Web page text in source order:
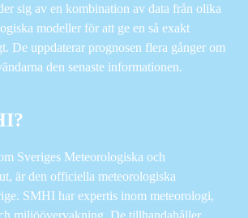
sig av en kombination av data från olika
modeller för att ge en så exakt
De uppdaterar prognosen flera gånger om
den senaste informationen.
Sveriges Meteorologiska och
är den officiella meteorologiska
SMHI har expertis inom meteorologi,
miljöövervakning. De tillhandahåller